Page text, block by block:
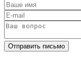
Отправить письмо